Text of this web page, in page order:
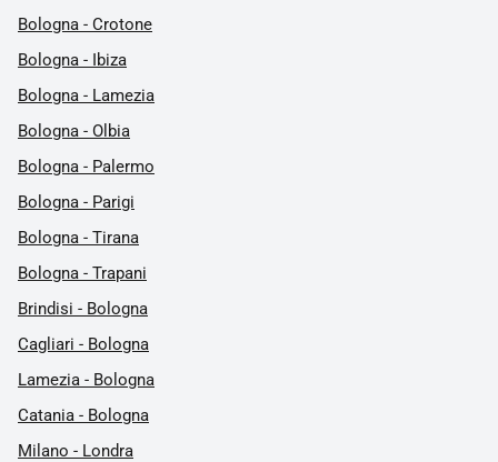
Bologna - Crotone
Bologna - Ibiza
Bologna - Lamezia
Bologna - Olbia
Bologna - Palermo
Bologna - Parigi
Bologna - Tirana
Bologna - Trapani
Brindisi - Bologna
Cagliari - Bologna
Lamezia - Bologna
Catania - Bologna
Milano - Londra